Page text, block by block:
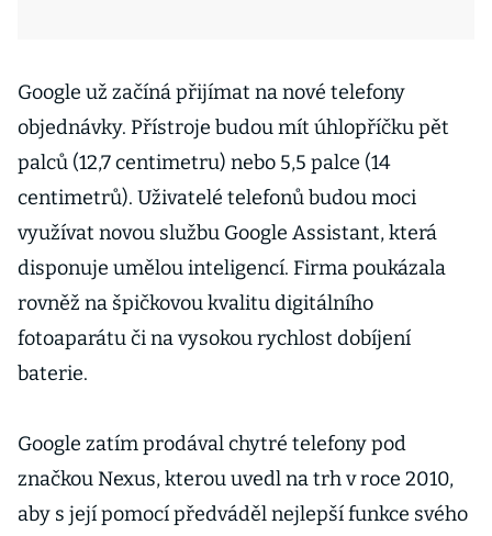
Google už začíná přijímat na nové telefony
objednávky. Přístroje budou mít úhlopříčku pět
palců (12,7 centimetru) nebo 5,5 palce (14
centimetrů). Uživatelé telefonů budou moci
využívat novou službu Google Assistant, která
disponuje umělou inteligencí. Firma poukázala
rovněž na špičkovou kvalitu digitálního
fotoaparátu či na vysokou rychlost dobíjení
baterie.
Google zatím prodával chytré telefony pod
značkou Nexus, kterou uvedl na trh v roce 2010,
aby s její pomocí předváděl nejlepší funkce svého